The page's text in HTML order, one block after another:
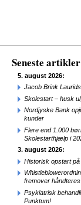
Seneste artikler
5. august 2026:
Jacob Brink
Skolestart – husk
Nordjyske Bank
kunder
Flere end 1.000
Skolestarthjælp i
3. august 2026:
Historisk opstart
fremover
Psykiatrisk
Punktum!